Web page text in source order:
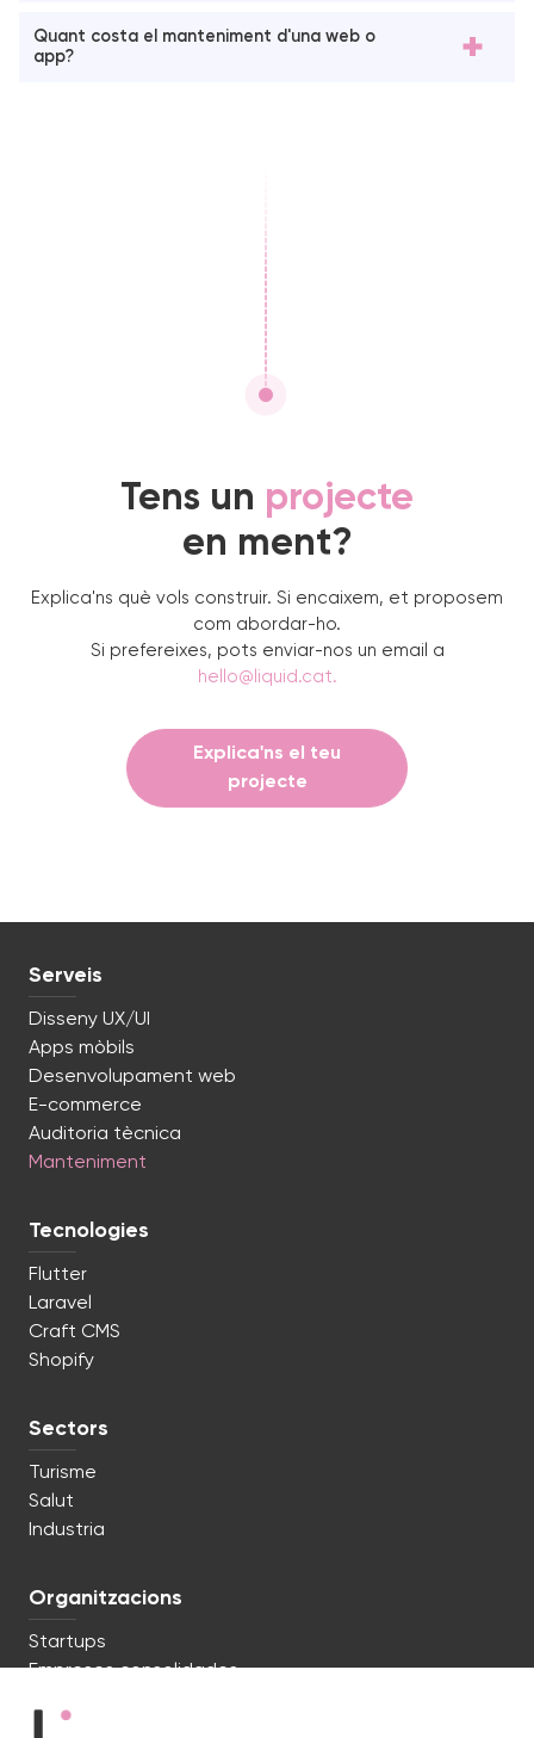
Quant costa el manteniment d'una web o
app?
Tens un projecte
en ment?
Explica'ns què vols construir. Si encaixem, et proposem
com abordar-ho.
Si prefereixes, pots enviar-nos un email a
hello@liquid.cat.
Explica'ns el teu
projecte
Serveis
Disseny UX/UI
Apps mòbils
Desenvolupament web
E-commerce
Auditoria tècnica
Manteniment
Tecnologies
Flutter
Laravel
Craft CMS
Shopify
Sectors
Turisme
Salut
Industria
Organitzacions
Startups
Empreses consolidades